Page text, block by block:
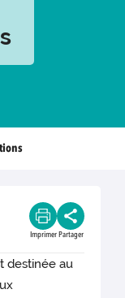
Imprimer Partager
destinée au